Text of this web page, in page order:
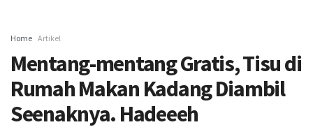
Home Artikel
Mentang-mentang Gratis, Tisu di
Rumah Makan Kadang Diambil
Seenaknya. Hadeeeh